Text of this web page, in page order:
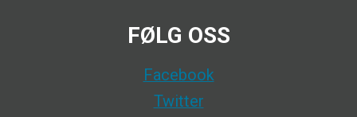
FØLG OSS
Facebook
Twitter